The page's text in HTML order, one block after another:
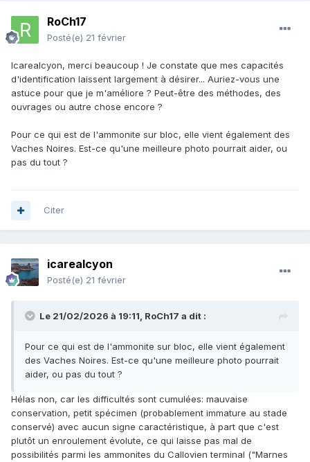
RoCh17
Posté(e) 21 février
Icarealcyon, merci beaucoup ! Je constate que mes capacités
d'identification laissent largement à désirer... Auriez-vous une
astuce pour que je m'améliore ? Peut-être des méthodes, des
ouvrages ou autre chose encore ?
Pour ce qui est de l'ammonite sur bloc, elle vient également des
Vaches Noires. Est-ce qu'une meilleure photo pourrait aider, ou
pas du tout ?
Citer
icarealcyon
Posté(e) 21 février
Le 21/02/2026 à 19:11, RoCh17 a dit :
Pour ce qui est de l'ammonite sur bloc, elle vient également
des Vaches Noires. Est-ce qu'une meilleure photo pourrait
aider, ou pas du tout ?
Hélas non, car les difficultés sont cumulées: mauvaise
conservation, petit spécimen (probablement immature au stade
conservé) avec aucun signe caractéristique, à part que c'est
plutôt un enroulement évolute, ce qui laisse pas mal de
possibilités parmi les ammonites du Callovien terminal ("Marnes